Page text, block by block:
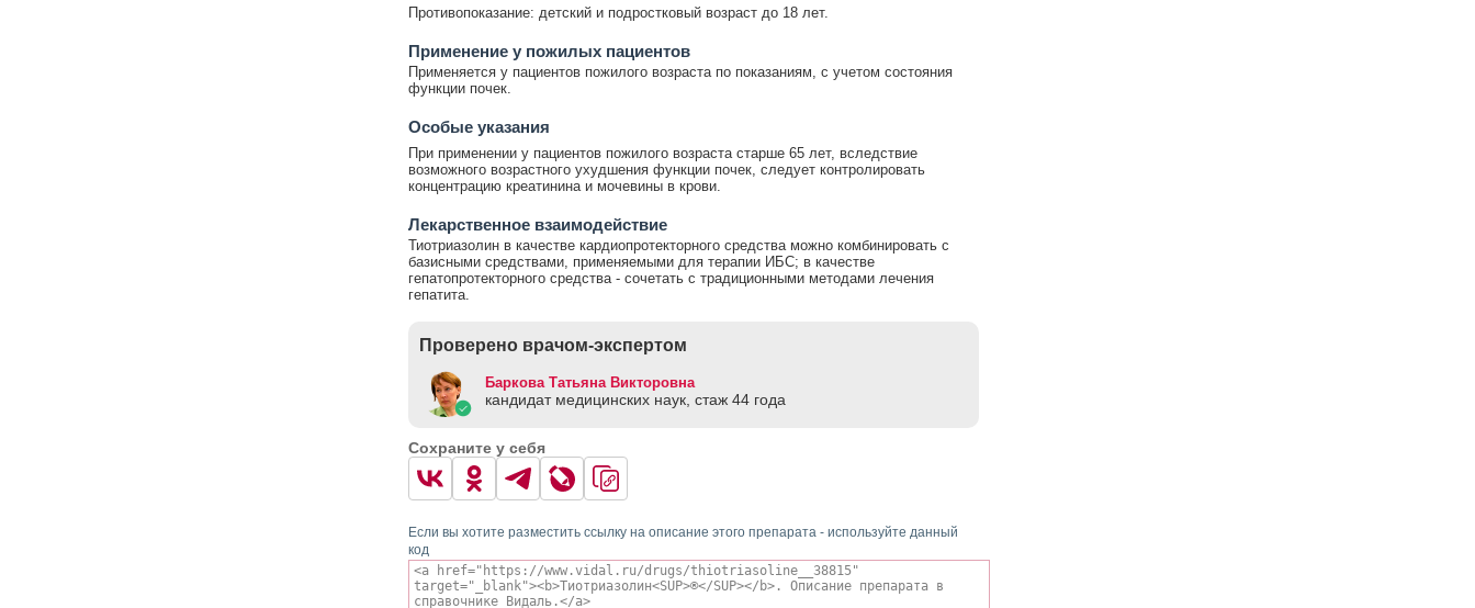
Противопоказание: детский и подростковый возраст до 18 лет.
Применение у пожилых пациентов
Применяется у пациентов пожилого возраста по показаниям, с учетом состояния
функции почек.
Особые указания
При применении у пациентов пожилого возраста старше 65 лет, вследствие
возможного возрастного ухудшения функции почек, следует контролировать
концентрацию креатинина и мочевины в крови.
Лекарственное взаимодействие
Тиотриазолин в качестве кардиопротекторного средства можно комбинировать с
базисными средствами, применяемыми для терапии ИБС; в качестве
гепатопротекторного средства - сочетать с традиционными методами лечения
гепатита.
Проверено врачом-экспертом
Баркова Татьяна Викторовна
кандидат медицинских наук, стаж 44 годa
Сохраните у себя
Если вы хотите разместить ссылку на описание этого препарата - используйте данный
код